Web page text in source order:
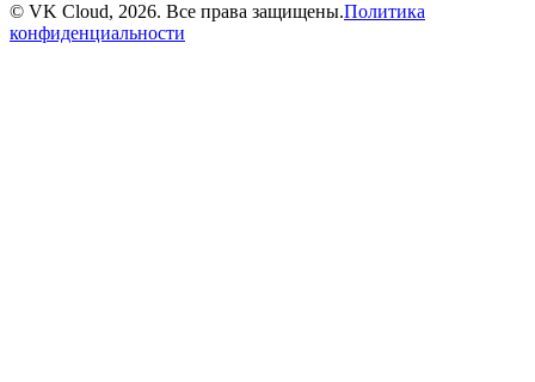
© VK Cloud, 2026. Все права защищены.Политика
конфиденциальности